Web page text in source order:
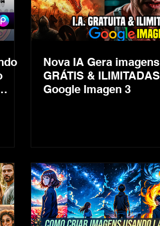
Nova IA Gera imagens
GRÁTIS & ILIMITADAS
Google Imagen 3